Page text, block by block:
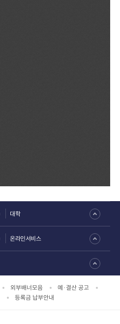
외부배너모음
예·결산 공고
등록금 납부안내
대학
온라인서비스